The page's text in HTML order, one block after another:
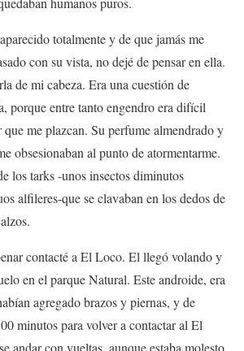
totalmente y de que jamás me
con su vista, no dejé de pensar en ella.
de mi cabeza. Era una cuestión de
porque entre tanto engendro era difícil
me plazcan. Su perfume almendrado y
obsesionaban al punto de atormentarme.
los tarks -unos insectos diminutos
alfileres-que se clavaban en los dedos de
contacté a El Loco. El llegó volando y
en el parque Natural. Este androide, era
agregado brazos y piernas, y de
minutos para volver a contactar al El
andar con vueltas, aunque estaba molesto